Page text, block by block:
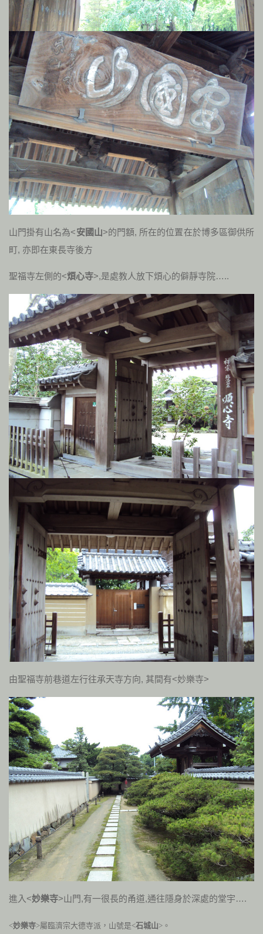
山門掛有山名為<安國山>的門額, 所在的位置在於博多區御供所
町, 亦即在東長寺後方
聖福寺左側的<煩心寺>,是處教人放下煩心的僻靜寺院…..
由聖福寺前巷道左行往承天寺方向, 其間有<妙樂寺>
進入<妙樂寺>山門,有一很長的甬道,通往隱身於深處的堂宇….
<妙樂寺>屬臨濟宗大德寺派，山號是<石城山>。